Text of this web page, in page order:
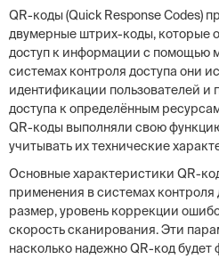
QR-коды (Quick Response Codes)
двумерные штрих-коды, которые
доступ к информации с помощью
системах контроля доступа они
идентификации пользователей и
доступа к определённым
QR-коды выполняли свою
учитывать их технические
Основные характеристики QR-
применения в системах контроля
размер, уровень коррекции
скорость сканирования. Эти
насколько надежно QR-код будет